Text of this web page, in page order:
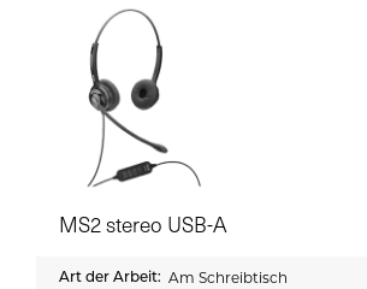
MS2 stereo USB-A
Am Schreibtisch